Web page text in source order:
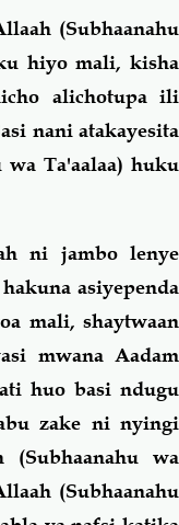
(Subhaanahu
hiyo mali, kisha
alichotupa ili
nani atakayesita
wa Ta'aalaa) huku
ni jambo lenye
asiyependa
mali, shaytwaan
mwana Aadam
huo basi ndugu
zake ni nyingi
wa
(Subhaanahu